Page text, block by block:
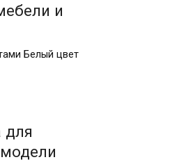
и
Белый цвет